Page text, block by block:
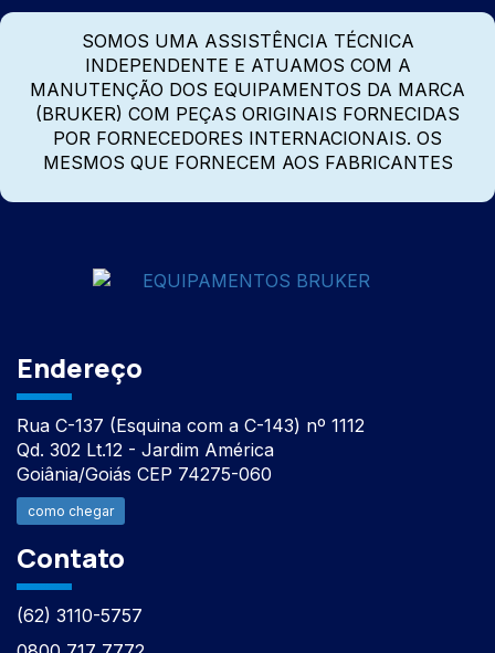
SOMOS UMA ASSISTÊNCIA TÉCNICA
INDEPENDENTE E ATUAMOS COM A
MANUTENÇÃO DOS EQUIPAMENTOS DA MARCA
(BRUKER) COM PEÇAS ORIGINAIS FORNECIDAS
POR FORNECEDORES INTERNACIONAIS. OS
MESMOS QUE FORNECEM AOS FABRICANTES
Endereço
Rua C-137 (Esquina com a C-143) nº 1112
Qd. 302 Lt.12 - Jardim América
Goiânia/Goiás CEP 74275-060
como chegar
Contato
(62) 3110-5757